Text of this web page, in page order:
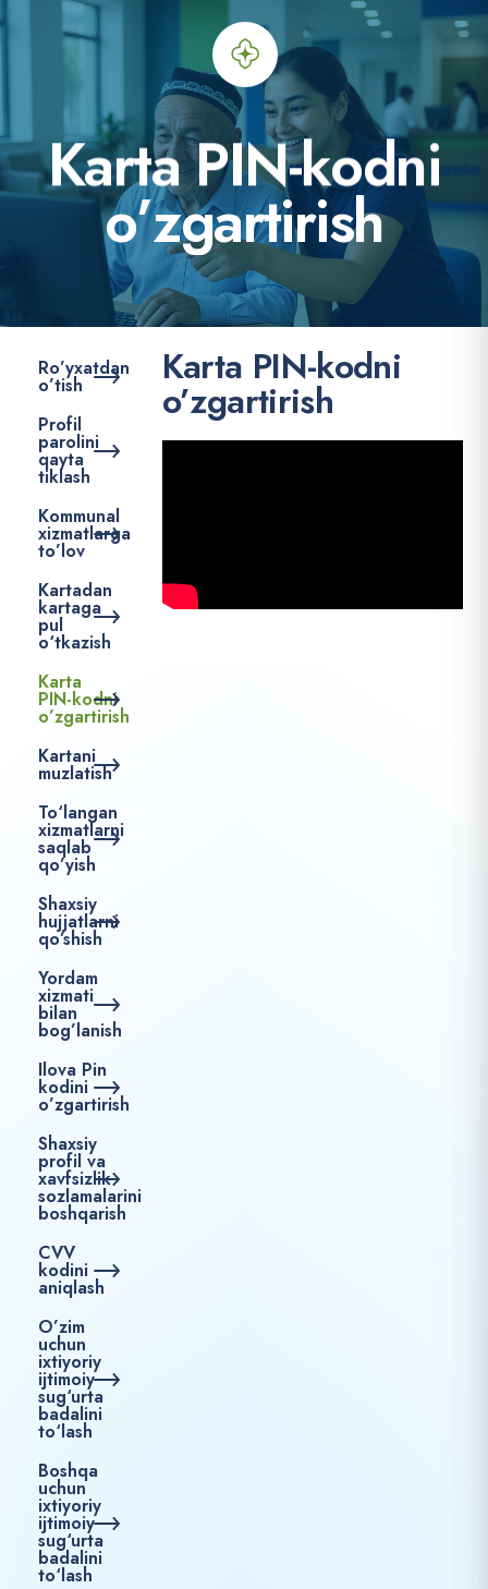
KartaPIN-kodni
o’zgartirish
Ro’yxatdan
o’tish
Profil
parolini
qayta
tiklash
Kommunal
xizmatlarga
to’lov
Kartadan
kartaga
pul
o‘tkazish
Karta
PIN-kodni
o’zgartirish
Kartani
muzlatish
To‘langan
xizmatlarni
saqlab
qo’yish
Shaxsiy
hujjatlarni
qo’shish
Yordam
xizmati
bilan
bog’lanish
Ilova Pin
kodini
o’zgartirish
Shaxsiy
profil va
xavfsizlik
sozlamalarini
boshqarish
CVV
kodini
aniqlash
O’zim
uchun
ixtiyoriy
ijtimoiy
sug‘urta
badalini
to‘lash
Boshqa
uchun
ixtiyoriy
ijtimoiy
sug‘urta
badalini
to‘lash
Karta PIN-kodni
o’zgartirish